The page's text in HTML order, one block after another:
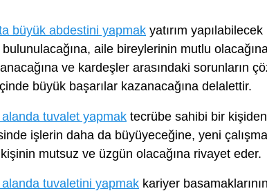
büyük abdestini yapmak yatırım
aile bireylerinin mutlu
ve kardeşler arasındaki sorunların
büyük başarılar kazanacağına delalettir.
alanda tuvalet yapmak tecrübe sahibi bir
işlerin daha da büyüyeceğine, yeni
mutsuz ve üzgün olacağına rivayet eder.
alanda tuvaletini yapmak kariyer